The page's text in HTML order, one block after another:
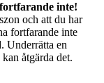
inte!
och att du har
fortfarande inte
Underrätta en
åtgärda det.